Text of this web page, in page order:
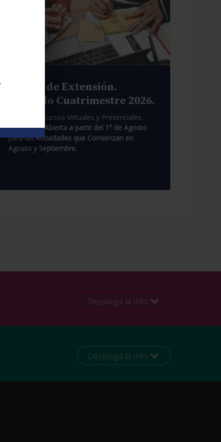
Cursos de Extensión.
Segundo Cuatrimestre 2026.
Pasantías. Cursos Virtuales y Presenciales.
Inscripción Abierta a partir del 1° de Agosto
para las Actividades que Comienzan en
Agosto y Septiembre.
Desplegá la info
Desplegá la info